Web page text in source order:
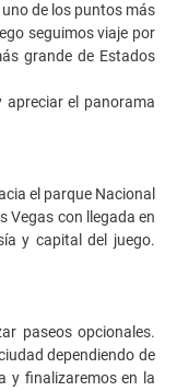
de los puntos más
seguimos viaje por
grande de Estados
apreciar el panorama
el parque Nacional
Vegas con llegada en
y capital del juego.
paseos opcionales.
dependiendo de
y finalizaremos en la